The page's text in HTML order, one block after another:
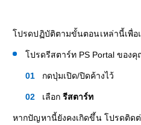
โปรดปฏิบัติตามขั้นตอนเหล่านี้เพื่
โปรดรีสตาร์ท PS Portal ของ
กดปุ่มเปิด/ปิดค้างไว้
เลือก รีสตาร์ท
หากปัญหานี้ยังคงเกิดขึ้น โปรดติด